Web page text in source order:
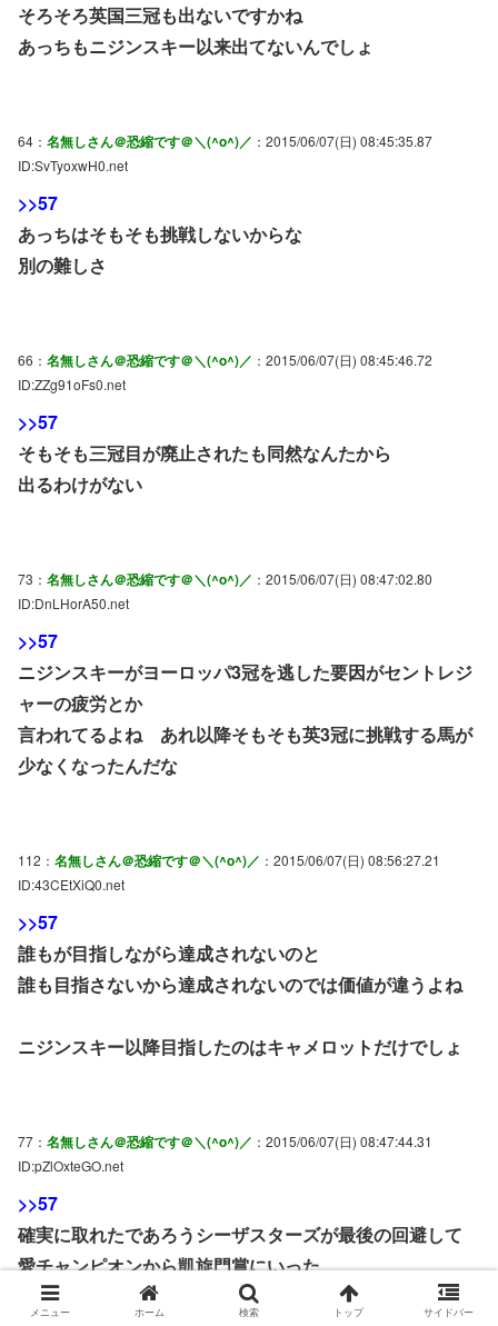
そろそろ英国三冠も出ないですかね
あっちもニジンスキー以来出てないんでしょ
64： 名無しさん＠恐縮です＠＼(^o^)／ ：2015/06/07(日) 08:45:35.87
ID:SvTyoxwH0.net
>>57
あっちはそもそも挑戦しないからな
別の難しさ
66： 名無しさん＠恐縮です＠＼(^o^)／ ：2015/06/07(日) 08:45:46.72
ID:ZZg91oFs0.net
>>57
そもそも三冠目が廃止されたも同然なんたから
出るわけがない
73： 名無しさん＠恐縮です＠＼(^o^)／ ：2015/06/07(日) 08:47:02.80
ID:DnLHorA50.net
>>57
ニジンスキーがヨーロッパ3冠を逃した要因がセントレジ
ャーの疲労とか
言われてるよね あれ以降そもそも英3冠に挑戦する馬が
少なくなったんだな
112： 名無しさん＠恐縮です＠＼(^o^)／ ：2015/06/07(日) 08:56:27.21
ID:43CEtXiQ0.net
>>57
誰もが目指しながら達成されないのと
誰も目指さないから達成されないのでは価値が違うよね
ニジンスキー以降目指したのはキャメロットだけでしょ
77： 名無しさん＠恐縮です＠＼(^o^)／ ：2015/06/07(日) 08:47:44.31
ID:pZlOxteGO.net
>>57
確実に取れたであろうシーザスターズが最後の回避して
愛チャンピオンから凱旋門賞にいった
メニュー ホーム 検索 トップ サイドバー